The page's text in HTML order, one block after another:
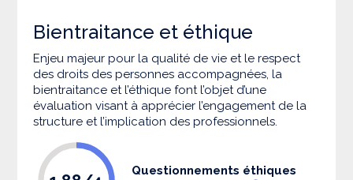
Bientraitance et éthique
Enjeu majeur pour la qualité de vie et le respect
des droits des personnes accompagnées, la
bientraitance et l’éthique font l’objet d’une
évaluation visant à apprécier l’engagement de la
structure et l’implication des professionnels.
Questionnements éthiques